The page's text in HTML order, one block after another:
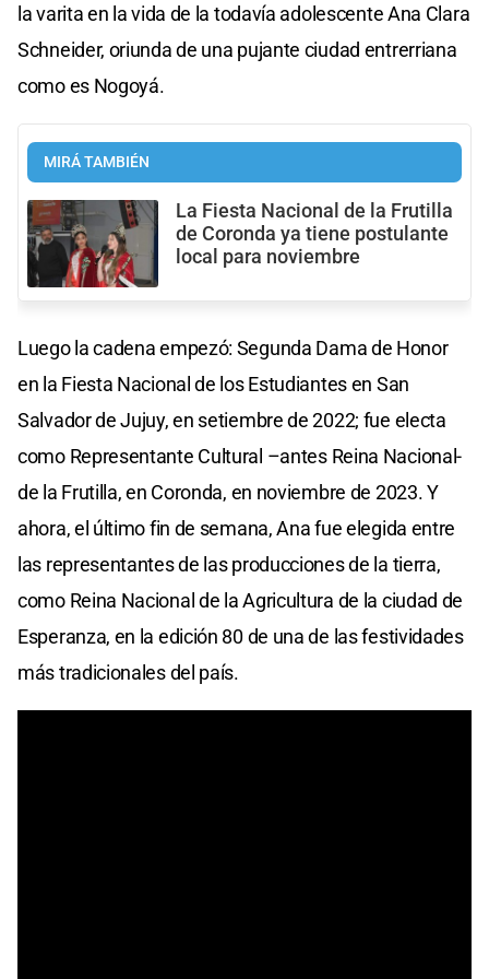
la varita en la vida de la todavía adolescente Ana Clara
Schneider, oriunda de una pujante ciudad entrerriana
como es Nogoyá.
MIRÁ TAMBIÉN
La Fiesta Nacional de la Frutilla
de Coronda ya tiene postulante
local para noviembre
Luego la cadena empezó: Segunda Dama de Honor
en la Fiesta Nacional de los Estudiantes en San
Salvador de Jujuy, en setiembre de 2022; fue electa
como Representante Cultural –antes Reina Nacional-
de la Frutilla, en Coronda, en noviembre de 2023. Y
ahora, el último fin de semana, Ana fue elegida entre
las representantes de las producciones de la tierra,
como Reina Nacional de la Agricultura de la ciudad de
Esperanza, en la edición 80 de una de las festividades
más tradicionales del país.